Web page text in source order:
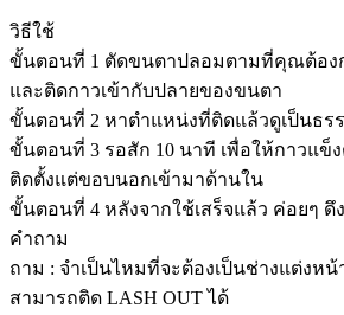
วิธีใช้
ขั้นตอนที่ 1 ตัดขนตาปลอมตามที่คุณต้อง
และติดกาวเข้ากับปลายของขนตา
ขั้นตอนที่ 2 หาตำแหน่งที่ติดแล้วดูเป็นธร
ขั้นตอนที่ 3 รอสัก 10 นาที เพื่อให้กาวแข็
ติดตั้งแต่ขอบนอกเข้ามาด้านใน
ขั้นตอนที่ 4 หลังจากใช้เสร็จแล้ว ค่อยๆ ดึ
คำถาม
ถาม : จำเป็นไหมที่จะต้องเป็นช่างแต่งห
สามารถติด LASH OUT ได้